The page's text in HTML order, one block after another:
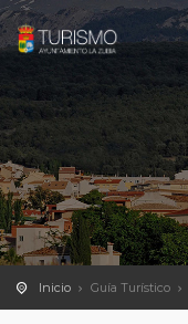
Inicio Guía Turístico